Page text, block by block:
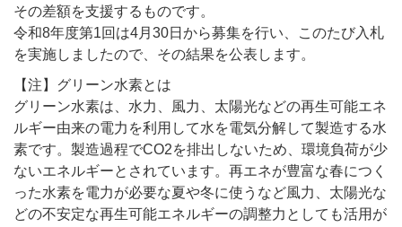
その差額を支援するものです。
令和8年度第1回は4月30日から募集を行い、このたび入札
を実施しましたので、その結果を公表します。
【注】グリーン水素とは
グリーン水素は、水力、風力、太陽光などの再生可能エネ
ルギー由来の電力を利用して水を電気分解して製造する水
素です。製造過程でCO2を排出しないため、環境負荷が少
ないエネルギーとされています。再エネが豊富な春につく
った水素を電力が必要な夏や冬に使うなど風力、太陽光な
どの不安定な再生可能エネルギーの調整力としても活用が